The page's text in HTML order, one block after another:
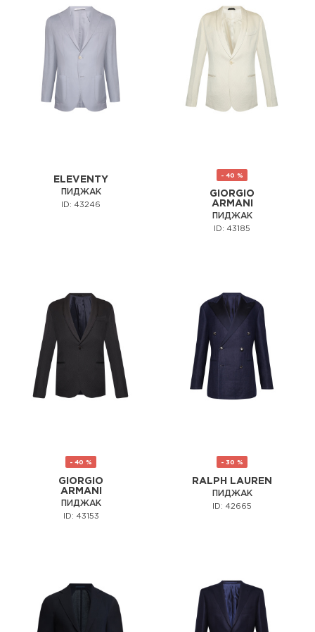
ELEVENTY
ПИДЖАК
ID: 43246
- 40 %
GIORGIO
ARMANI
ПИДЖАК
ID: 43185
- 40 %
GIORGIO
ARMANI
ПИДЖАК
ID: 43153
- 30 %
RALPH LAUREN
ПИДЖАК
ID: 42665